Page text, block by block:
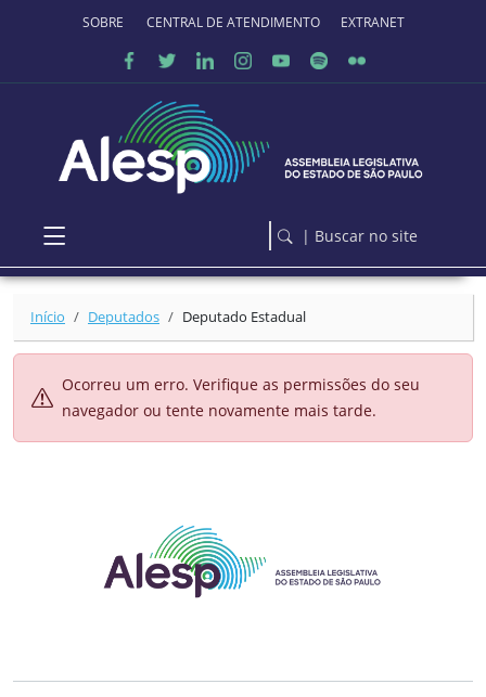
Ir para o conteúdo principal
SOBRE O PORTALCENTRAL DE ATENDIMENTO EXTRANET
| Buscar no site
Início Deputados Deputado Estadual
Ocorreu um erro. Verifique as permissões do seu
navegador ou tente novamente mais tarde.